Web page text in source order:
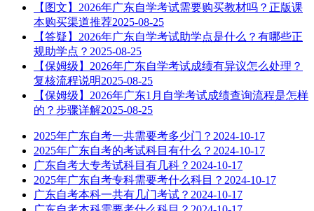
【图文】2026年广东自学考试需要购买教材吗？正版课
本购买渠道推荐2025-08-25
【答疑】2026年广东自学考试助学点是什么？有哪些正
规助学点？ 2025-08-25
【保姆级】2026年广东自学考试成绩有异议怎么处理？
复核流程说明2025-08-25
【保姆级】2026年广东1月自学考试成绩查询流程是怎样
的？步骤详解2025-08-25
2025年广东自考一共需要考多少门？ 2024-10-17
2025年广东自考的考试科目有什么？ 2024-10-17
广东自考大专考试科目有几科？ 2024-10-17
2025年广东自考专科需要考什么科目？ 2024-10-17
广东自考本科一共有几门考试？ 2024-10-17